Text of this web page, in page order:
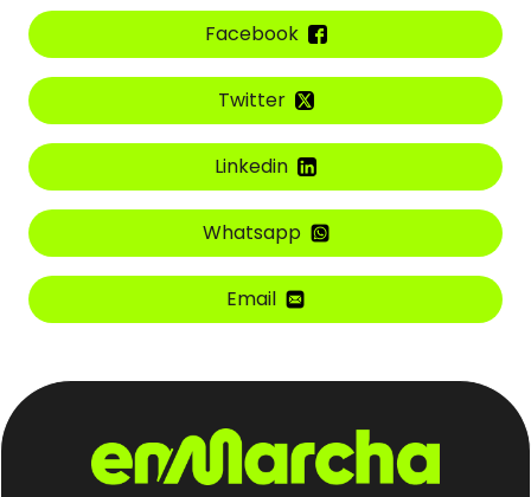
Facebook
Twitter
Linkedin
Whatsapp
Email